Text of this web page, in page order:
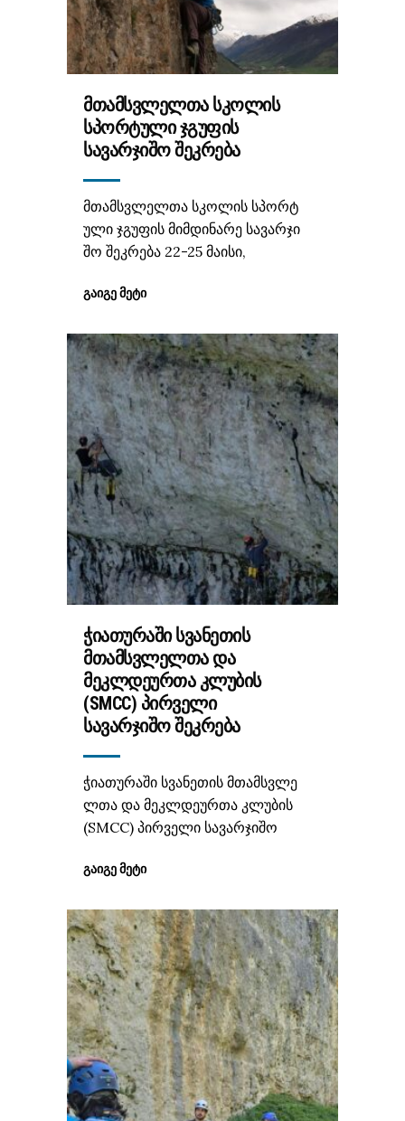
ᲛᲗᲐᲛᲡᲕᲚᲔᲚᲗᲐ ᲡᲙᲝᲚᲘᲡ
ᲡᲞᲝᲠᲢᲣᲚᲘ ᲯᲒᲣᲤᲘᲡ
ᲡᲐᲕᲐᲠᲯᲘᲨᲝ ᲨᲔᲙᲠᲔᲑᲐ
მთამსვლელთა სკოლის სპორტ
ული ჯგუფის მიმდინარე სავარჯი
შო შეკრება 22-25 მაისი,
ᲒᲐᲘᲒᲔ ᲛᲔᲢᲘ
ᲭᲘᲐᲗᲣᲠᲐᲨᲘ ᲡᲕᲐᲜᲔᲗᲘᲡ
ᲛᲗᲐᲛᲡᲕᲚᲔᲚᲗᲐ ᲓᲐ
ᲛᲔᲙᲚᲓᲔᲣᲠᲗᲐ ᲙᲚᲣᲑᲘᲡ
(SMCC) ᲞᲘᲠᲕᲔᲚᲘ
ᲡᲐᲕᲐᲠᲯᲘᲨᲝ ᲨᲔᲙᲠᲔᲑᲐ
ჭიათურაში სვანეთის მთამსვლე
ლთა და მეკლდეურთა კლუბის
(SMCC) პირველი სავარჯიშო
ᲒᲐᲘᲒᲔ ᲛᲔᲢᲘ